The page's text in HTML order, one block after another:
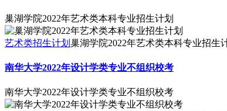
巢湖学院2022年艺术类本科专业招生计划
艺术类招生计划 巢湖学院2022年艺术类本科专业招生
南华大学2022年设计学类专业不组织校考
南华大学2022年设计学类专业不组织校考